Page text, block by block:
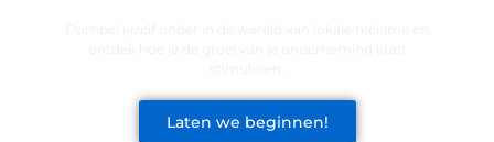
Laten we beginnen!